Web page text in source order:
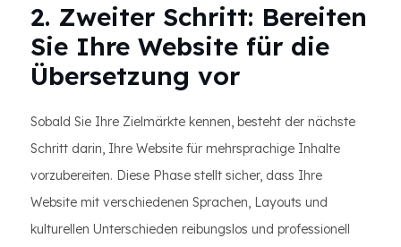
2. Zweiter Schritt: Bereiten
Sie Ihre Website für die
Übersetzung vor
Sobald Sie Ihre Zielmärkte kennen, besteht der nächste
Schritt darin, Ihre Website für mehrsprachige Inhalte
vorzubereiten. Diese Phase stellt sicher, dass Ihre
Website mit verschiedenen Sprachen, Layouts und
kulturellen Unterschieden reibungslos und professionell